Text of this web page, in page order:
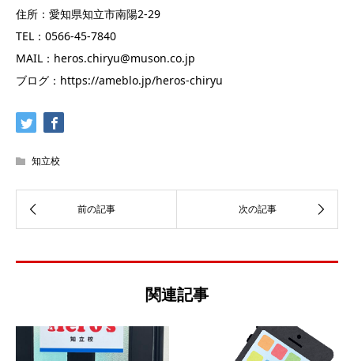
住所：愛知県知立市南陽2-29
TEL：0566-45-7840
MAIL：heros.chiryu@muson.co.jp
ブログ：https://ameblo.jp/heros-chiryu
知立校
関連記事